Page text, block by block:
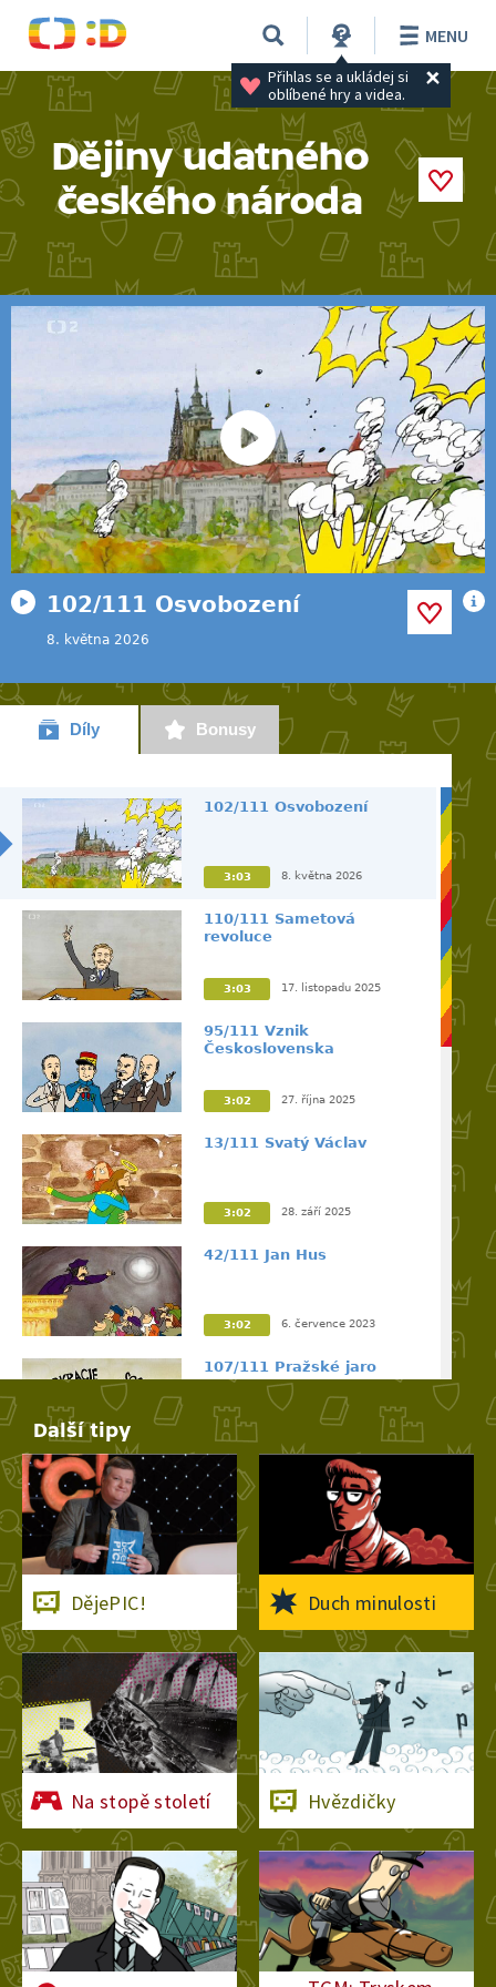
Přihlas se a ukládej si
oblíbené hry a videa.
MENU
Dějiny udatného
českého národa
102/111 Osvobození
8. května 2026
Díly Bonusy
102/111 Osvobození
3:03 8. května 2026
110/111 Sametová
revoluce
3:03 17. listopadu 2025
95/111 Vznik
Československa
3:02 27. října 2025
13/111 Svatý Václav
3:02 28. září 2025
42/111 Jan Hus
3:02 6. července 2023
107/111 Pražské jaro
3:02
39/111 Karel IV. stavitel
3:02 9. července 2022
101/111 Protektorát
3:03
109/111 Disent, charta,
Osmdesátá léta
3:03 21. dubna 2022
106/111 Šedesátá léta
3:03 14. dubna 2022
98/111 Velká
hospodářská krize
Další tipy
DějePIC! Duch minulosti
Na stopě století Hvězdičky